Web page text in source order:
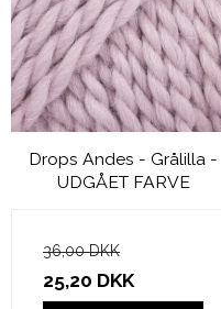
Drops Andes - Grålilla -
UDGÅET FARVE
36,00 DKK
25,20 DKK